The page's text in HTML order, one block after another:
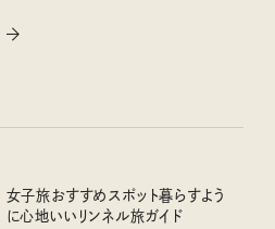
女子旅おすすめスポット暮らすよう
に心地いいリンネル旅ガイド